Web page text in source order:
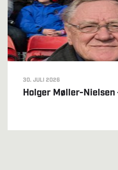
30. JULI 2026
Holger Møller-